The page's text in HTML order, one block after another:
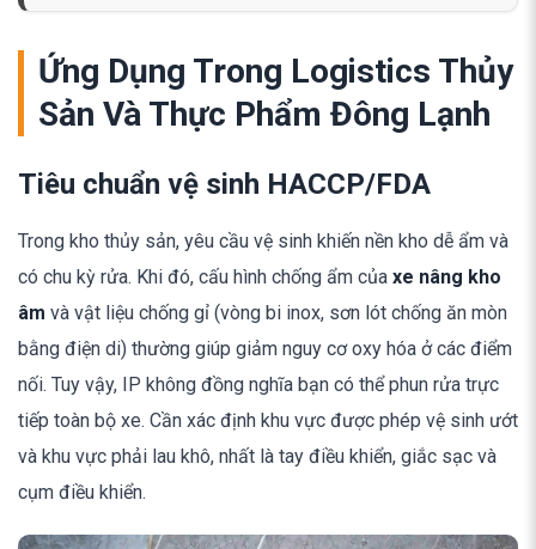
Ứng Dụng Trong Logistics Thủy
Sản Và Thực Phẩm Đông Lạnh
Tiêu chuẩn vệ sinh HACCP/FDA
Trong kho thủy sản, yêu cầu vệ sinh khiến nền kho dễ ẩm và
có chu kỳ rửa. Khi đó, cấu hình chống ẩm của xe nâng kho
âm và vật liệu chống gỉ (vòng bi inox, sơn lót chống ăn mòn
bằng điện di) thường giúp giảm nguy cơ oxy hóa ở các điểm
nối. Tuy vậy, IP không đồng nghĩa bạn có thể phun rửa trực
tiếp toàn bộ xe. Cần xác định khu vực được phép vệ sinh ướt
và khu vực phải lau khô, nhất là tay điều khiển, giắc sạc và
cụm điều khiển.